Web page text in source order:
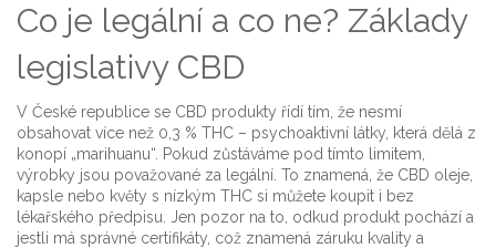
Co je legální a co ne? Základy
legislativy CBD
V České republice se CBD produkty řídí tím, že nesmí
obsahovat více než 0,3 % THC – psychoaktivní látky, která dělá z
konopí „marihuanu“. Pokud zůstáváme pod tímto limitem,
výrobky jsou považované za legální. To znamená, že CBD oleje,
kapsle nebo květy s nízkým THC si můžete koupit i bez
lékařského předpisu. Jen pozor na to, odkud produkt pochází a
jestli má správné certifikáty, což znamená záruku kvality a